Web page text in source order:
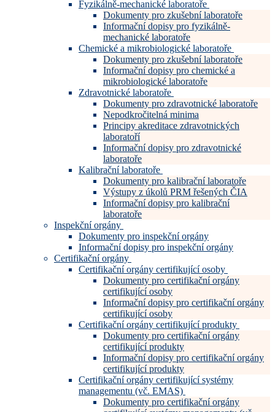
Fyzikálně-mechanické laboratoře
Dokumenty pro zkušební laboratoře
Informační dopisy pro fyzikálně-
mechanické laboratoře
Chemické a mikrobiologické laboratoře
Dokumenty pro zkušební laboratoře
Informační dopisy pro chemické a
mikrobiologické laboratoře
Zdravotnické laboratoře
Dokumenty pro zdravotnické laboratoře
Nepodkročitelná minima
Principy akreditace zdravotnických
laboratoří
Informační dopisy pro zdravotnické
laboratoře
Kalibrační laboratoře
Dokumenty pro kalibrační laboratoře
Výstupy z úkolů PRM řešených ČIA
Informační dopisy pro kalibrační
laboratoře
Inspekční orgány
Dokumenty pro inspekční orgány
Informační dopisy pro inspekční orgány
Certifikační orgány
Certifikační orgány certifikující osoby
Dokumenty pro certifikační orgány
certifikující osoby
Informační dopisy pro certifikační orgány
certifikující osoby
Certifikační orgány certifikující produkty
Dokumenty pro certifikační orgány
certifikující produkty
Informační dopisy pro certifikační orgány
certifikující produkty
Certifikační orgány certifikující systémy
managementu (vč. EMAS)
Dokumenty pro certifikační orgány